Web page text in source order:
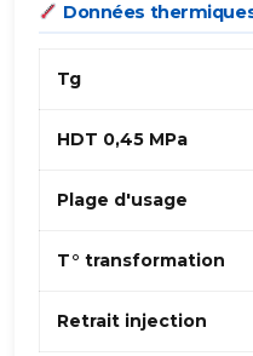
Données
Tg
HDT 0,45 MPa
Plage d'usage
T° transformation
Retrait injection